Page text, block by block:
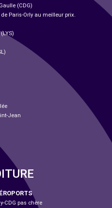
(CDG)
Paris-Orly au meilleur prix.
Jean
CDG pas chère